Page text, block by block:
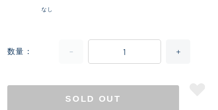
なし
数量
SOLD OUT